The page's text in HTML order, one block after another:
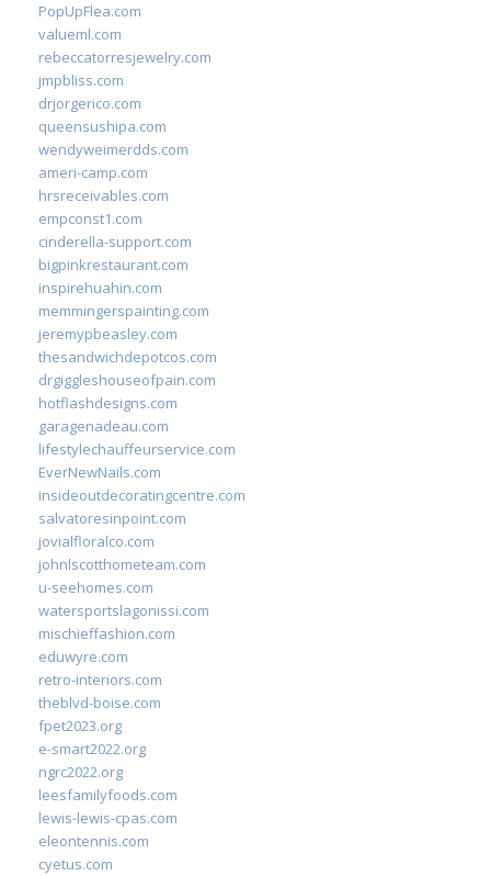
PopUpFlea.com
valueml.com
rebeccatorresjewelry.com
jmpbliss.com
drjorgerico.com
queensushipa.com
wendyweimerdds.com
ameri-camp.com
hrsreceivables.com
empconst1.com
cinderella-support.com
bigpinkrestaurant.com
inspirehuahin.com
memmingerspainting.com
jeremypbeasley.com
thesandwichdepotcos.com
drgiggleshouseofpain.com
hotflashdesigns.com
garagenadeau.com
lifestylechauffeurservice.com
EverNewNails.com
insideoutdecoratingcentre.com
salvatoresinpoint.com
jovialfloralco.com
johnlscotthometeam.com
u-seehomes.com
watersportslagonissi.com
mischieffashion.com
eduwyre.com
retro-interiors.com
theblvd-boise.com
fpet2023.org
e-smart2022.org
ngrc2022.org
leesfamilyfoods.com
lewis-lewis-cpas.com
eleontennis.com
cyetus.com